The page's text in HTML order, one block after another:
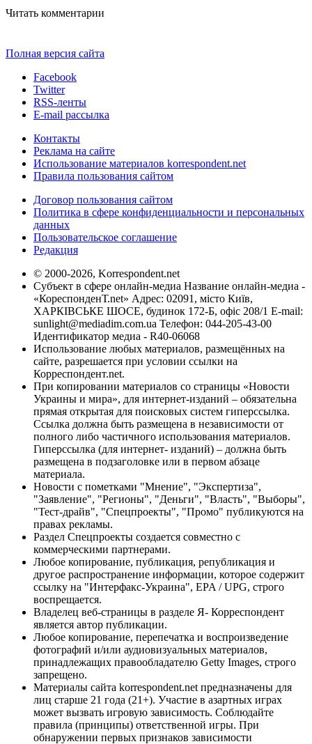
Читать комментарии
Полная версия сайта
Facebook
Twitter
RSS-ленты
E-mail рассылка
Контакты
Реклама на сайте
Использование материалов korrespondent.net
Правила пользования сайтом
Договор пользования сайтом
Политика в сфере конфиденциальности и персональных
данных
Пользовательское соглашение
Редакция
© 2000-2026, Korrespondent.net
Субъект в сфере онлайн-медиа Название онлайн-медиа -
«КореспонденТ.net» Адрес: 02091, місто Київ,
ХАРКІВСЬКЕ ШОСЕ, будинок 172-Б, офіс 208/1 E-mail:
sunlight@mediadim.com.ua Телефон: 044-205-43-00
Идентификатор медиа - R40-06068
Использование любых материалов, размещённых на
сайте, разрешается при условии ссылки на
Корреспондент.net.
При копировании материалов со страницы «Новости
Украины и мира», для интернет-изданий – обязательна
прямая открытая для поисковых систем гиперссылка.
Ссылка должна быть размещена в независимости от
полного либо частичного использования материалов.
Гиперссылка (для интернет- изданий) – должна быть
размещена в подзаголовке или в первом абзаце
материала.
Новости с пометками "Мнение", "Экспертиза",
"Заявление", "Регионы", "Деньги", "Власть", "Выборы",
"Тест-драйв", "Спецпроекты", "Промо" публикуются на
правах рекламы.
Раздел Спецпроекты создается совместно с
коммерческими партнерами.
Любое копирование, публикация, републикация и
другое распространение информации, которое содержит
ссылку на "Интерфакс-Украина", EPA / UPG, строго
воспрещается.
Владелец веб-страницы в разделе Я- Корреспондент
является автор публикации.
Любое копирование, перепечатка и воспроизведение
фотографий и/или аудиовизуальных материалов,
принадлежащих правообладателю Getty Images, строго
запрещено.
Материалы сайта korrespondent.net предназначены для
лиц старше 21 года (21+). Участие в азартных играх
может вызвать игровую зависимость. Соблюдайте
правила (принципы) ответственной игры. При
обнаружении первых признаков зависимости